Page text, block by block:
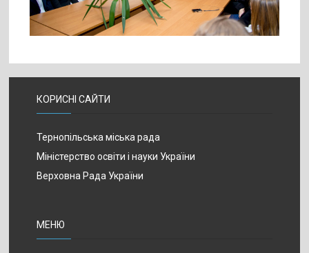
КОРИСНІ САЙТИ
Тернопільська міська рада
Міністерство освіти і науки України
Верховна Рада України
МЕНЮ